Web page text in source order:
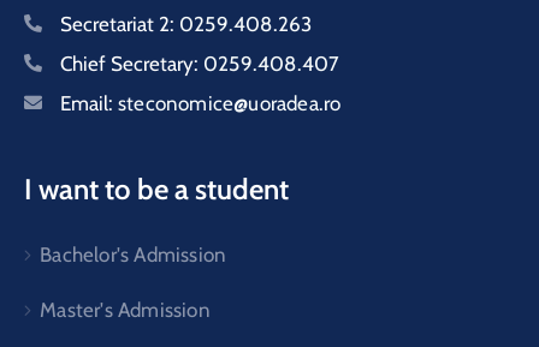
Secretariat 2: 0259.408.263
Chief Secretary: 0259.408.407
Email: steconomice@uoradea.ro
I want to be a student
Bachelor's Admission
Master's Admission